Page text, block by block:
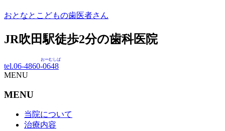
おとなとこどもの歯医者さん
JR吹田駅徒歩2分の歯科医院
tel.06-4860-0648
おーむしば
MENU
MENU
当院について
治療内容